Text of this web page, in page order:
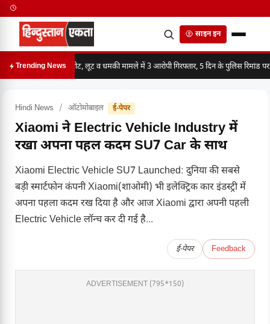
साइन इन
Trending Newsमारपीट, लूट व धमकी मामले में 3 आरोपी गिरफ्तार, 5 दिन के पुलिस रिमांड पर
Hindi News / ऑटोमोबाइल ई-पेपर
Xiaomi ने Electric Vehicle Industry में
रखा अपना पहल कदम SU7 Car के साथ
Xiaomi Electric Vehicle SU7 Launched: दुनिया की सबसे
बड़ी स्मार्टफोन कंपनी Xiaomi(शाओमी) भी इलेक्ट्रिक कार इंडस्ट्री में
अपना पहला कदम रख दिया है और आज Xiaomi द्वारा अपनी पहली
Electric Vehicle लॉन्च कर दी गई है...
ई-पेपर Feedback
ADVERTISEMENT (795*150)